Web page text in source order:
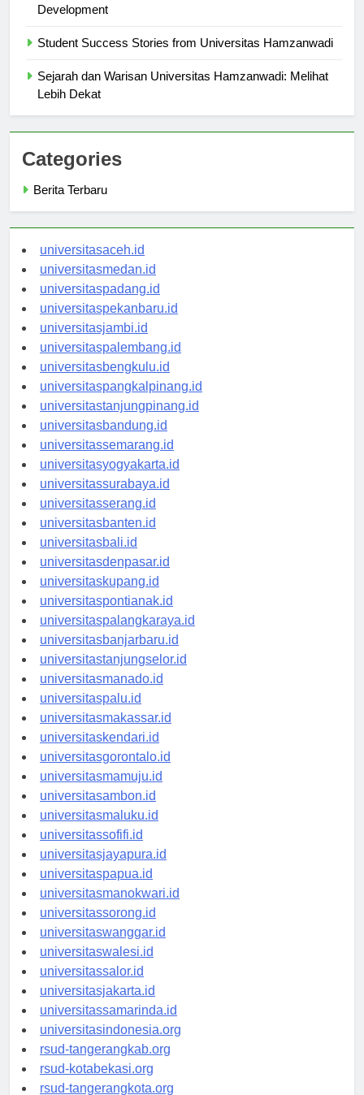
The Role of Universitas Hamzanwadi in Community
Sejarah dan Warisan Universitas Hamzanwadi: Melihat
Categories
universitasaceh.id
universitasmedan.id
universitaspadang.id
universitaspekanbaru.id
universitasjambi.id
universitaspalembang.id
universitasbengkulu.id
universitaspangkalpinang.id
universitastanjungpinang.id
universitasbandung.id
universitassemarang.id
universitasyogyakarta.id
universitassurabaya.id
universitasserang.id
universitasbanten.id
universitasbali.id
universitasdenpasar.id
universitaskupang.id
universitaspontianak.id
universitaspalangkaraya.id
universitasbanjarbaru.id
universitastanjungselor.id
universitasmanado.id
universitaspalu.id
universitasmakassar.id
universitaskendari.id
universitasgorontalo.id
universitasmamuju.id
universitasambon.id
universitasmaluku.id
universitassofifi.id
universitasjayapura.id
universitaspapua.id
universitasmanokwari.id
universitassorong.id
universitaswanggar.id
universitaswalesi.id
universitassalor.id
universitasjakarta.id
universitassamarinda.id
universitasindonesia.org
rsud-tangerangkab.org
rsud-kotabekasi.org